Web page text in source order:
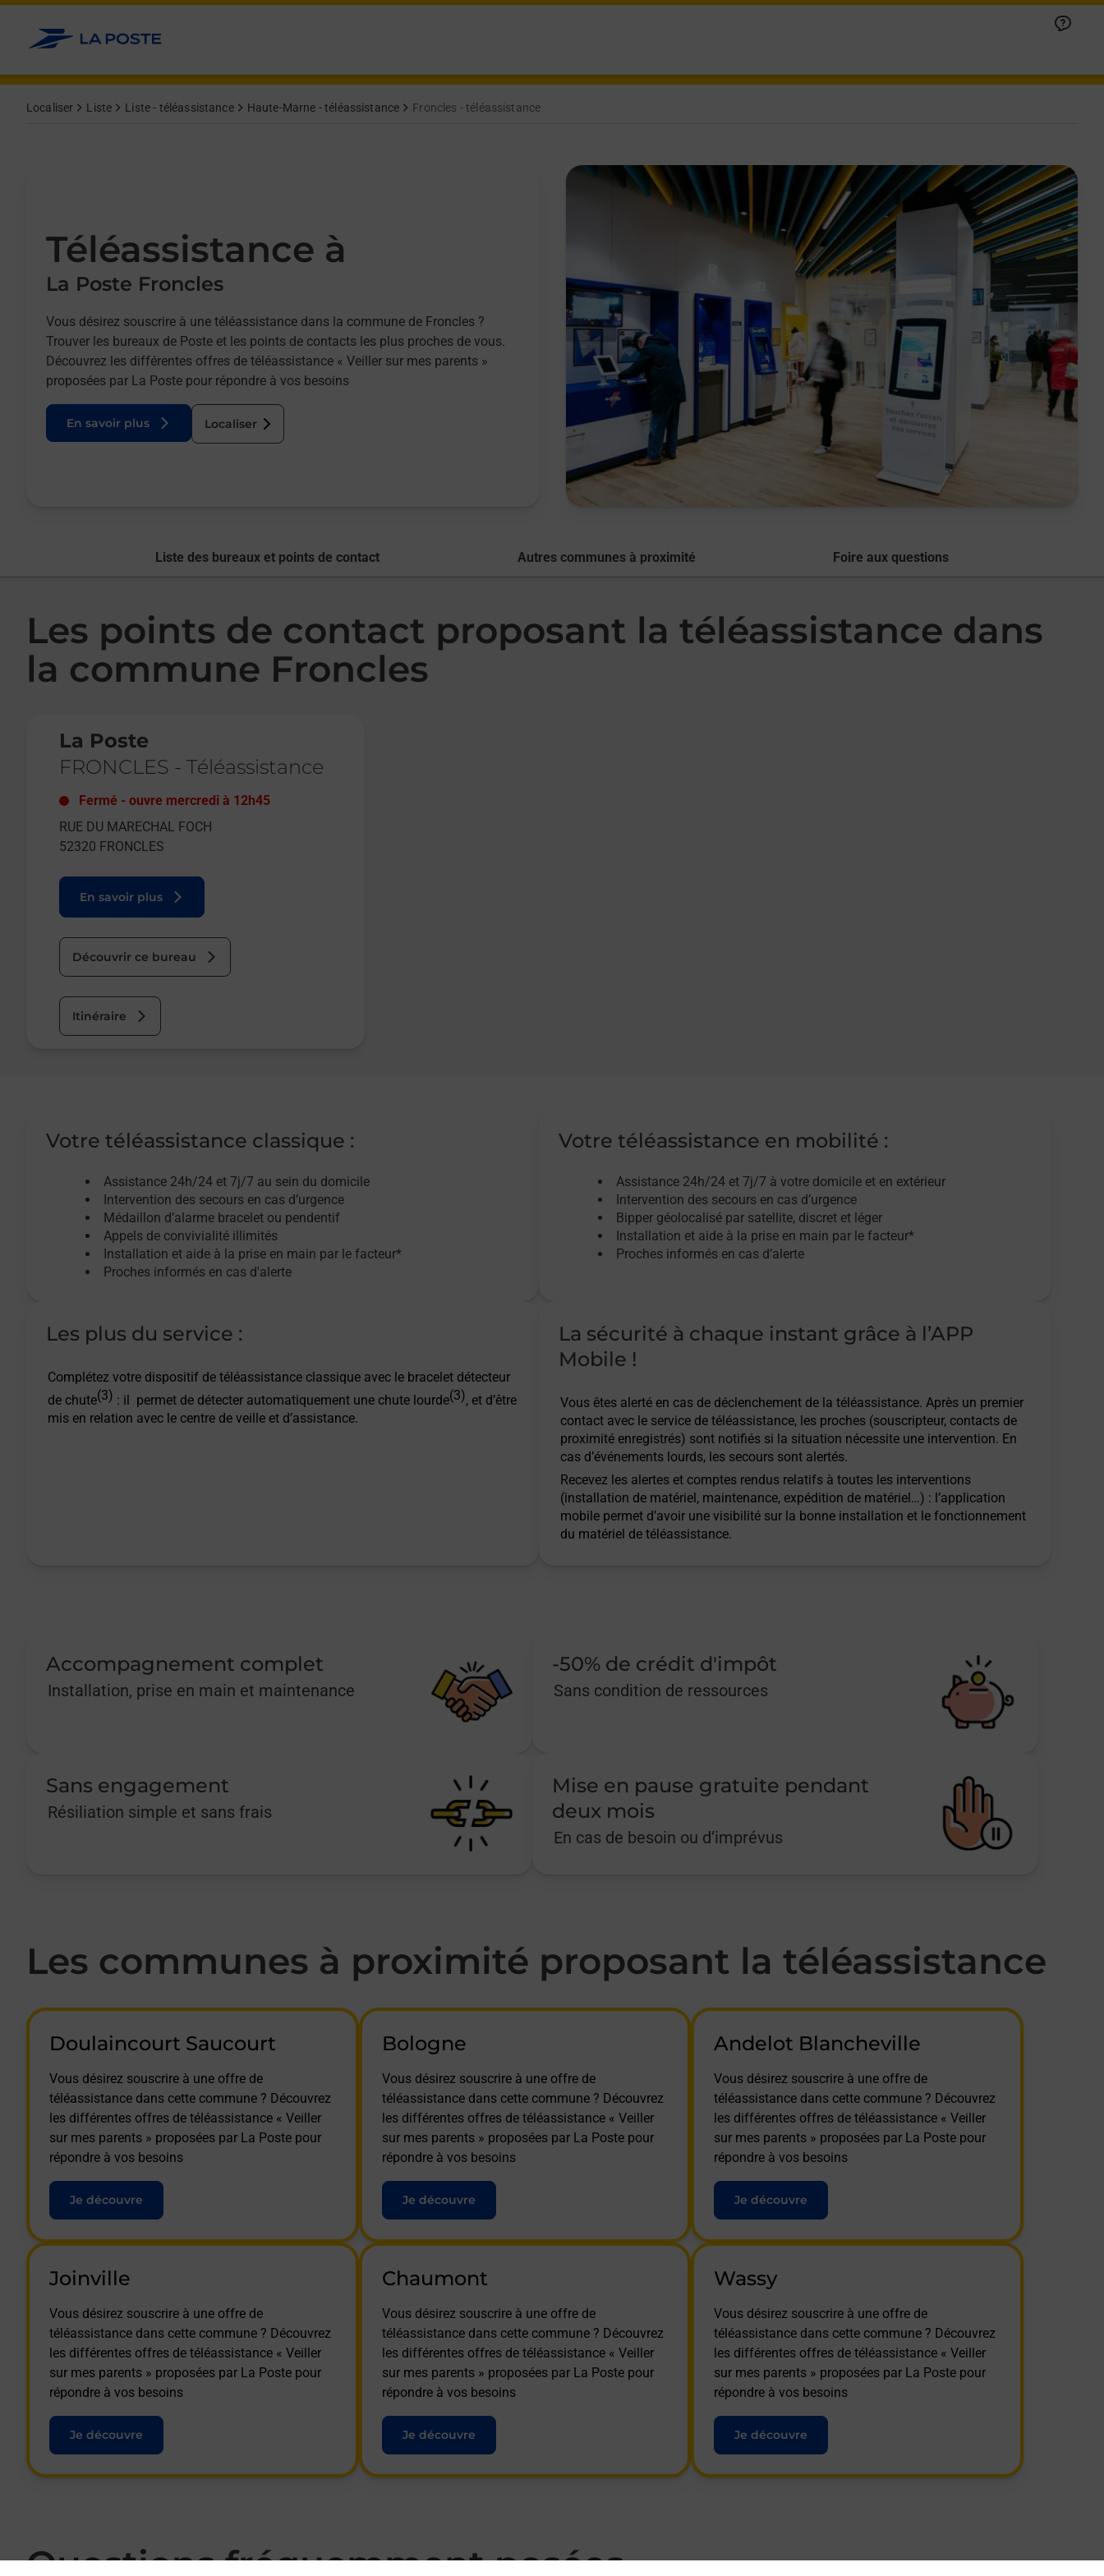
Allez au contenu
Localiser Liste Liste - téléassistance Haute-Marne - téléassistance Froncles - téléassistance
Téléassistance à
La Poste Froncles
Vous désirez souscrire à une téléassistance dans la commune de Froncles ?
Trouver les bureaux de Poste et les points de contacts les plus proches de vous.
Découvrez les différentes offres de téléassistance « Veiller sur mes parents »
proposées par La Poste pour répondre à vos besoins
En savoir plus Localiser
Liste des bureaux et points de contact Autres communes à proximité Foire aux questions
Les points de contact proposant la téléassistance dans
la commune Froncles
La Poste
FRONCLES - Téléassistance
Fermé - ouvre mercredi à 12h45
RUE DU MARECHAL FOCH
52320 FRONCLES
En savoir plus
Découvrir ce bureau
Itinéraire
Votre téléassistance classique :
Assistance 24h/24 et 7j/7 au sein du domicile
Intervention des secours en cas d’urgence
Médaillon d’alarme bracelet ou pendentif
Appels de convivialité illimités
Installation et aide à la prise en main par le facteur*
Proches informés en cas d'alerte
Votre téléassistance en mobilité :
Assistance 24h/24 et 7j/7 à votre domicile et en extérieur
Intervention des secours en cas d’urgence
Bipper géolocalisé par satellite, discret et léger
Installation et aide à la prise en main par le facteur*
Proches informés en cas d’alerte
Les plus du service :
Complétez votre dispositif de téléassistance classique avec le bracelet détecteur
de chute(3) : il permet de détecter automatiquement une chute lourde(3), et d’être
mis en relation avec le centre de veille et d’assistance.
La sécurité à chaque instant grâce à l’APP
Mobile !
Vous êtes alerté en cas de déclenchement de la téléassistance. Après un premier
contact avec le service de téléassistance, les proches (souscripteur, contacts de
proximité enregistrés) sont notifiés si la situation nécessite une intervention. En
cas d’événements lourds, les secours sont alertés.
Recevez les alertes et comptes rendus relatifs à toutes les interventions
(installation de matériel, maintenance, expédition de matériel…) : l’application
mobile permet d’avoir une visibilité sur la bonne installation et le fonctionnement
du matériel de téléassistance.
Accompagnement complet
Installation, prise en main et maintenance
-50% de crédit d'impôt
Sans condition de ressources
Sans engagement
Résiliation simple et sans frais
Mise en pause gratuite pendant
deux mois
En cas de besoin ou d’imprévus
Les communes à proximité proposant la téléassistance
Doulaincourt Saucourt
Vous désirez souscrire à une offre de
téléassistance dans cette commune ? Découvrez
les différentes offres de téléassistance « Veiller
sur mes parents » proposées par La Poste pour
répondre à vos besoins
Je découvre
Bologne
Vous désirez souscrire à une offre de
téléassistance dans cette commune ? Découvrez
les différentes offres de téléassistance « Veiller
sur mes parents » proposées par La Poste pour
répondre à vos besoins
Je découvre
Andelot Blancheville
Vous désirez souscrire à une offre de
téléassistance dans cette commune ? Découvrez
les différentes offres de téléassistance « Veiller
sur mes parents » proposées par La Poste pour
répondre à vos besoins
Je découvre
Joinville
Vous désirez souscrire à une offre de
téléassistance dans cette commune ? Découvrez
les différentes offres de téléassistance « Veiller
sur mes parents » proposées par La Poste pour
répondre à vos besoins
Je découvre
Chaumont
Vous désirez souscrire à une offre de
téléassistance dans cette commune ? Découvrez
les différentes offres de téléassistance « Veiller
sur mes parents » proposées par La Poste pour
répondre à vos besoins
Je découvre
Wassy
Vous désirez souscrire à une offre de
téléassistance dans cette commune ? Découvrez
les différentes offres de téléassistance « Veiller
sur mes parents » proposées par La Poste pour
répondre à vos besoins
Je découvre
Questions fréquemment posées
Afficher ou masquer la réponse
Afficher ou masquer la réponse
Afficher ou masquer la réponse